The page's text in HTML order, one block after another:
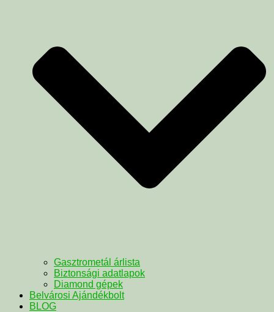
Gasztrometál árlista
Biztonsági adatlapok
Diamond gépek
Belvárosi Ajándékbolt
BLOG